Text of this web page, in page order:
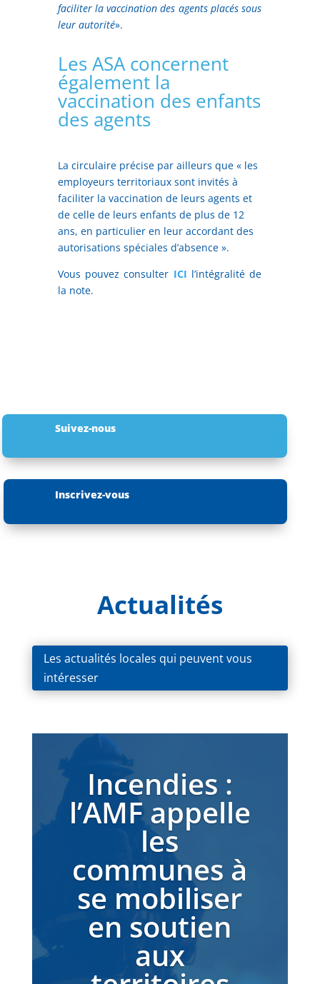
faciliter la vaccination des agents placés sous
leur autorité».
Les ASA concernent
également la
vaccination des enfants
des agents
La circulaire précise par ailleurs que « les
employeurs territoriaux sont invités à
faciliter la vaccination de leurs agents et
de celle de leurs enfants de plus de 12
ans, en particulier en leur accordant des
autorisations spéciales d’absence ».
Vous pouvez consulter ICI l’intégralité de
la note.
Suivez-nous
Inscrivez-vous
Actualités
Les actualités locales qui peuvent vous
intéresser
Incendies :
l’AMF appelle
les
communes à
se mobiliser
en soutien
aux